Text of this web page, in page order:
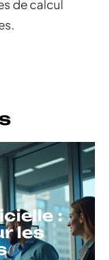
de calcul
:
les